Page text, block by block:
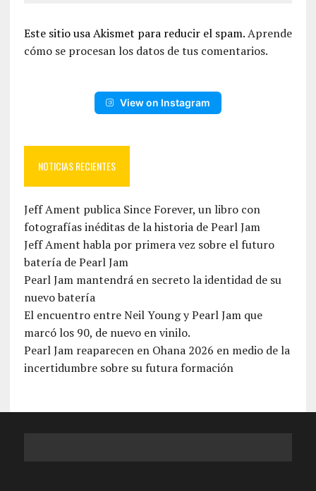
Este sitio usa Akismet para reducir el spam.Aprende
cómo se procesan los datos de tus comentarios.
View on Instagram
NOTICIAS RECIENTES
Jeff Ament publica Since Forever, un libro con
fotografías inéditas de la historia de Pearl Jam
Jeff Ament habla por primera vez sobre el futuro
batería de Pearl Jam
Pearl Jam mantendrá en secreto la identidad de su
nuevo batería
El encuentro entre Neil Young y Pearl Jam que
marcó los 90, de nuevo en vinilo.
Pearl Jam reaparecen en Ohana 2026 en medio de la
incertidumbre sobre su futura formación